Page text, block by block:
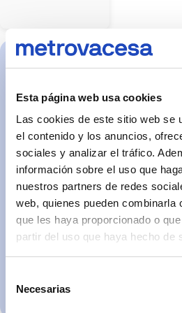
Esta página web usa cookies
Las cookies de este sitio web se
el contenido y los anuncios,
sociales y analizar el tráfico.
información sobre el uso que
nuestros partners de redes
web, quienes pueden combinarla
que les haya proporcionado o
partir del uso que haya hecho de
Necesarias
García, 9, bajo
(enfrente de Av.
Buenos Aires y
próxima al
puente de los
tirantes). 36002
- Pontevedra
De lunes a viernes
de 10:00 a 14:00 y
de 16:30 a 20:00
Sábados de 11:30 a
14:00
Pedir cita
parte
producto
indique
expresamente.
pueden
reflejar
exactitud
dimensiones,
materiales
equipamientos.
vivienda